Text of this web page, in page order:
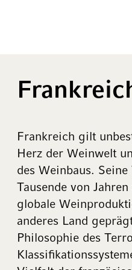
Frankreich gilt
Herz der Weinwelt
des Weinbaus.
Tausende von
globale
anderes Land
Philosophie des